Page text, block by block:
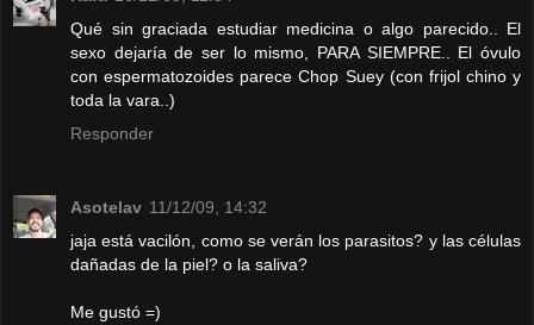
Qué sin graciada estudiar medicina o algo parecido.. El
sexo dejaría de ser lo mismo, PARA SIEMPRE.. El óvulo
con espermatozoides parece Chop Suey (con frijol chino y
toda la vara..)
Responder
Asotelav 11/12/09, 14:32
jaja está vacilón, como se verán los parasitos? y las células
dañadas de la piel? o la saliva?
Me gustó =)